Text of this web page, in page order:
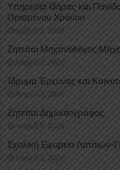
Υπηρεσία Θήρας και
Oρισμένου Xρόνου
August 3, 2026
Ζητείται Μηχανολόγος
August 3, 2026
Ίδρυμα Έρευνας και
August 3, 2026
Ζητείται Δημοσιογράφος
August 3, 2026
Σχολική Εφορεία Λατσιών-
August 3, 2026